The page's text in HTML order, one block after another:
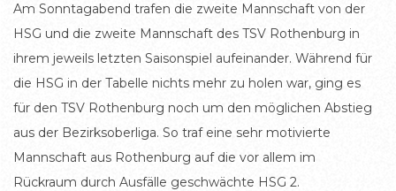
Am Sonntagabend trafen die zweite Mannschaft von der
HSG und die zweite Mannschaft des TSV Rothenburg in
ihrem jeweils letzten Saisonspiel aufeinander. Während für
die HSG in der Tabelle nichts mehr zu holen war, ging es
für den TSV Rothenburg noch um den möglichen Abstieg
aus der Bezirksoberliga. So traf eine sehr motivierte
Mannschaft aus Rothenburg auf die vor allem im
Rückraum durch Ausfälle geschwächte HSG 2.